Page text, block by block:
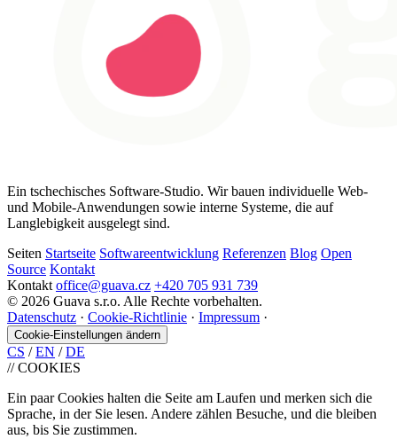
Ein tschechisches Software-Studio. Wir bauen individuelle Web-
und Mobile-Anwendungen sowie interne Systeme, die auf
Langlebigkeit ausgelegt sind.
Seiten Startseite Softwareentwicklung Referenzen Blog Open
Source Kontakt
Kontakt office@guava.cz +420 705 931 739
© 2026 Guava s.r.o. Alle Rechte vorbehalten.
Datenschutz · Cookie-Richtlinie · Impressum ·
Cookie-Einstellungen ändern
CS / EN / DE
// COOKIES
Ein paar Cookies halten die Seite am Laufen und merken sich die
Sprache, in der Sie lesen. Andere zählen Besuche, und die bleiben
aus, bis Sie zustimmen.